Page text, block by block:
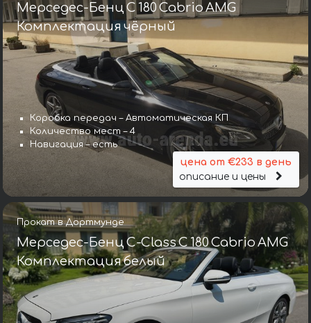
Мерседес-Бенц C 180 Cabrio AMG
Комплектация чёрный
Коробка передач – Автоматическая КП
Количество мест – 4
Навигация – есть
цена от €233 в день
описание и цены
Прокат в Дортмунде
Мерседес-Бенц C-Class C 180 Cabrio AMG
Комплектация белый